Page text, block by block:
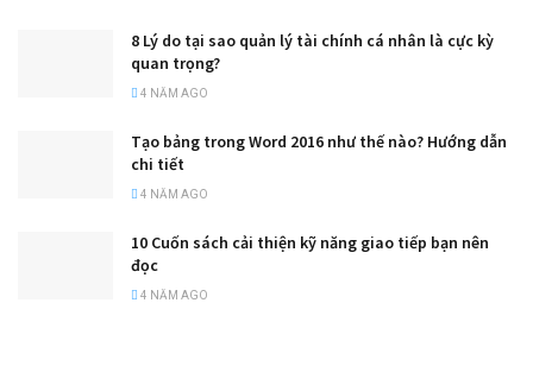
8 Lý do tại sao quản lý tài chính cá nhân là cực kỳ
quan trọng?
4 NĂM AGO
Tạo bảng trong Word 2016 như thế nào? Hướng dẫn
chi tiết
4 NĂM AGO
10 Cuốn sách cải thiện kỹ năng giao tiếp bạn nên
đọc
4 NĂM AGO